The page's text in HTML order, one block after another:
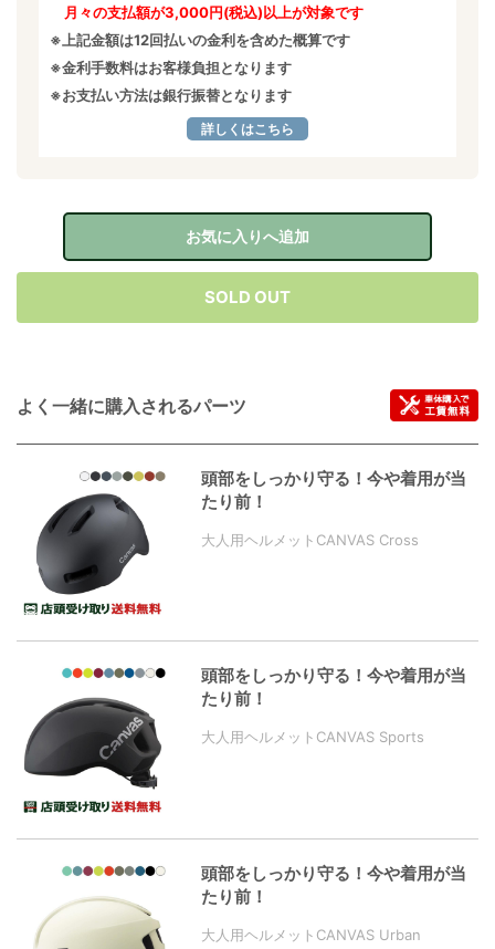
月々の支払額が3,000円(税込)以上が対象です
※上記金額は12回払いの金利を含めた概算です
※金利手数料はお客様負担となります
※お支払い方法は銀行振替となります
詳しくはこちら
お気に入りへ追加
SOLD OUT
よく一緒に購入されるパーツ
頭部をしっかり守る！今や着用が当
たり前！
大人用ヘルメットCANVAS Cross
頭部をしっかり守る！今や着用が当
たり前！
大人用ヘルメットCANVAS Sports
頭部をしっかり守る！今や着用が当
たり前！
大人用ヘルメットCANVAS Urban